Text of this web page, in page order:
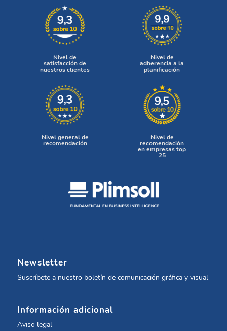
Nivel de
satisfacción de
nuestros clientes
Nivel de
adherencia a la
planificación
Nivel general de
recomendación
Nivel de
recomendación
en empresas top
25
Newsletter
Suscríbete a nuestro boletín de comunicación gráfica y visual
Información adicional
Aviso legal